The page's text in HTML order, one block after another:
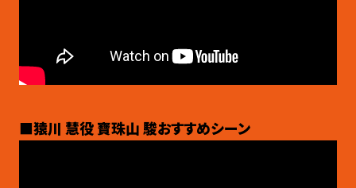
■猿川 慧役 寶珠山 駿おすすめシーン